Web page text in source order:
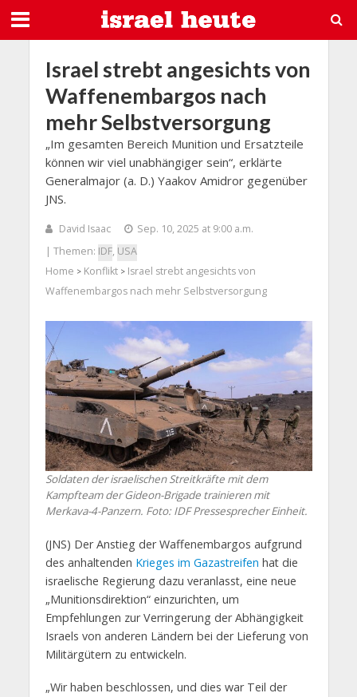
Israel strebt angesichts von
Waffenembargos nach
mehr Selbstversorgung
„Im gesamten Bereich Munition und Ersatzteile
können wir viel unabhängiger sein“, erklärte
Generalmajor (a. D.) Yaakov Amidror gegenüber
JNS.
David Isaac
Sep. 10, 2025 at 9:00 a.m.
| Themen: IDF, USA
Home > Konflikt> Israel strebt angesichts von
Waffenembargos nach mehr Selbstversorgung
Soldaten der israelischen Streitkräfte mit dem
Kampfteam der Gideon-Brigade trainieren mit
Merkava-4-Panzern. Foto: IDF Pressesprecher Einheit.
(JNS) Der Anstieg der Waffenembargos aufgrund
des anhaltenden Krieges im Gazastreifen hat die
israelische Regierung dazu veranlasst, eine neue
„Munitionsdirektion“ einzurichten, um
Empfehlungen zur Verringerung der Abhängigkeit
Israels von anderen Ländern bei der Lieferung von
Militärgütern zu entwickeln.
„Wir haben beschlossen, und dies war Teil der